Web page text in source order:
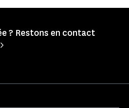
? Restons en contact